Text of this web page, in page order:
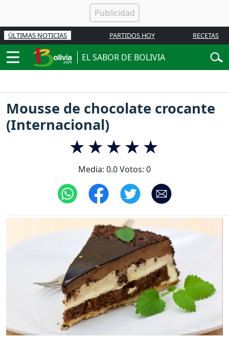
ÚLTIMAS NOTICIAS PARTIDOS HOY RECETAS
EL SABOR DE BOLIVIA
Mousse de chocolate crocante
(Internacional)
Media: 0.0Votos: 0